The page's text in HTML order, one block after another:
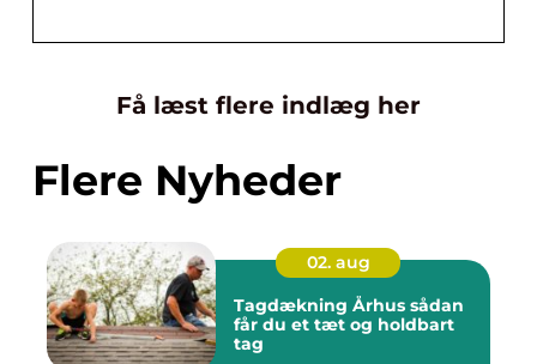
Få læst flere indlæg her
Flere Nyheder
02. aug
Tagdækning Århus sådan
får du et tæt og holdbart
tag